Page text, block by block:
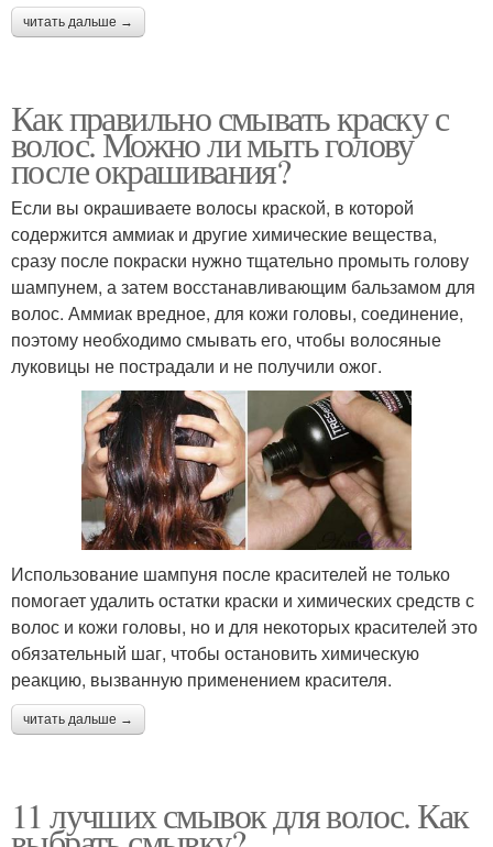
читать дальше →
Как правильно смывать краску с
волос. Можно ли мыть голову
после окрашивания?
Если вы окрашиваете волосы краской, в которой
содержится аммиак и другие химические вещества,
сразу после покраски нужно тщательно промыть голову
шампунем, а затем восстанавливающим бальзамом для
волос. Аммиак вредное, для кожи головы, соединение,
поэтому необходимо смывать его, чтобы волосяные
луковицы не пострадали и не получили ожог.
Использование шампуня после красителей не только
помогает удалить остатки краски и химических средств с
волос и кожи головы, но и для некоторых красителей это
обязательный шаг, чтобы остановить химическую
реакцию, вызванную применением красителя.
читать дальше →
11 лучших смывок для волос. Как